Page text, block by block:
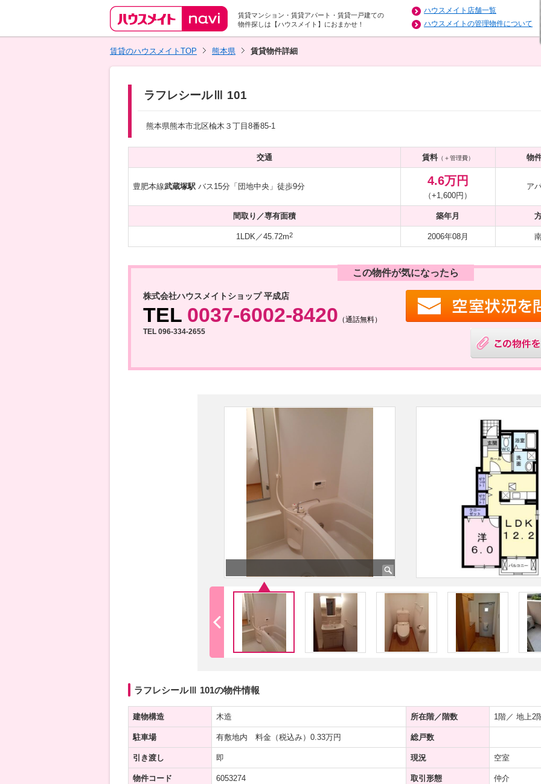
賃貸マンション・賃貸アパート・賃貸一戸建ての
物件探しは【ハウスメイト】におまかせ！
ハウスメイト店舗一覧
ハウスメイトの管理物件について
賃貸のハウスメイトTOP 熊本県 賃貸物件詳細
ラフレシールⅢ 101
熊本県熊本市北区楡木３丁目8番85-1
交通 賃料（＋管理費） 物
豊肥本線武蔵塚駅バス15分「団地中央」徒歩9分 4.6万円
（+1,600円）
ア
間取り／専有面積 築年月
1LDK／45.72m2 2006年08月
この物件が気になったら
株式会社ハウスメイトショップ 平成店
TEL 0037-6002-8420 （通話無料）
TEL 096-334-2655
ラフレシールⅢ 101の物件情報
建物構造 木造 所在階／階数 1階／ 地上2
駐車場 有敷地内 料金（税込み）0.33万円 総戸数
引き渡し 即 現況 空室
物件コード 6053274 取引形態 仲介